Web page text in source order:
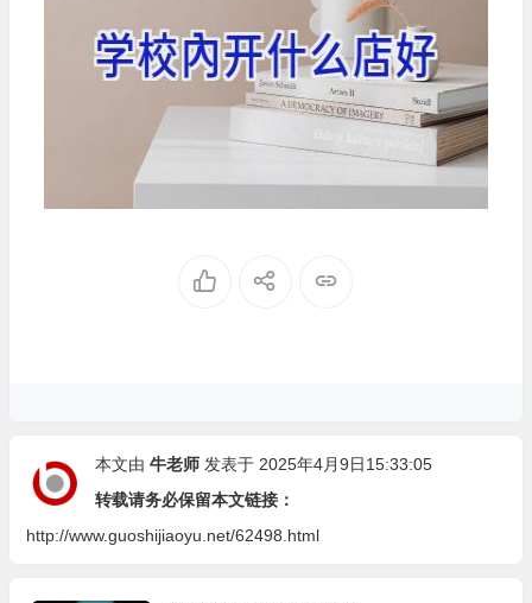
本文由 牛老师发表于 2025年4月9日15:33:05
转载请务必保留本文链接：
http://www.guoshijiaoyu.net/62498.html